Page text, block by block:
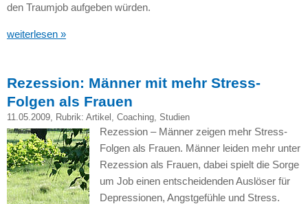
den Traumjob aufgeben würden.
weiterlesen »
Rezession: Männer mit mehr Stress-
Folgen als Frauen
11.05.2009, Rubrik: Artikel Coaching, Studien
Rezession – Männer zeigen mehr Stress-
Folgen als Frauen. Männer leiden mehr unter
Rezession als Frauen, dabei spielt die Sorge
um Job einen entscheidenden Auslöser für
Depressionen, Angstgefühle und Stress.